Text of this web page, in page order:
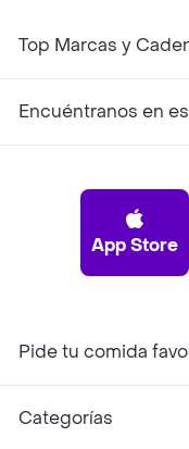
Top Marcas y
Encuéntranos en
App Store
Pide tu comida
Categorías